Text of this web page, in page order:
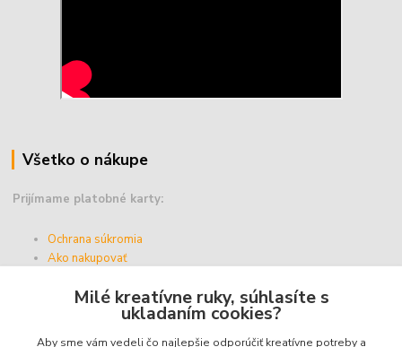
Všetko o nákupe
Prijímame platobné karty:
Ochrana súkromia
Ako nakupovať
Doprava a platba
Obchodné podmienky
Milé kreatívne ruky, súhlasíte s
ukladaním cookies?
Aby sme vám vedeli čo najlepšie odporúčiť kreatívne potreby a